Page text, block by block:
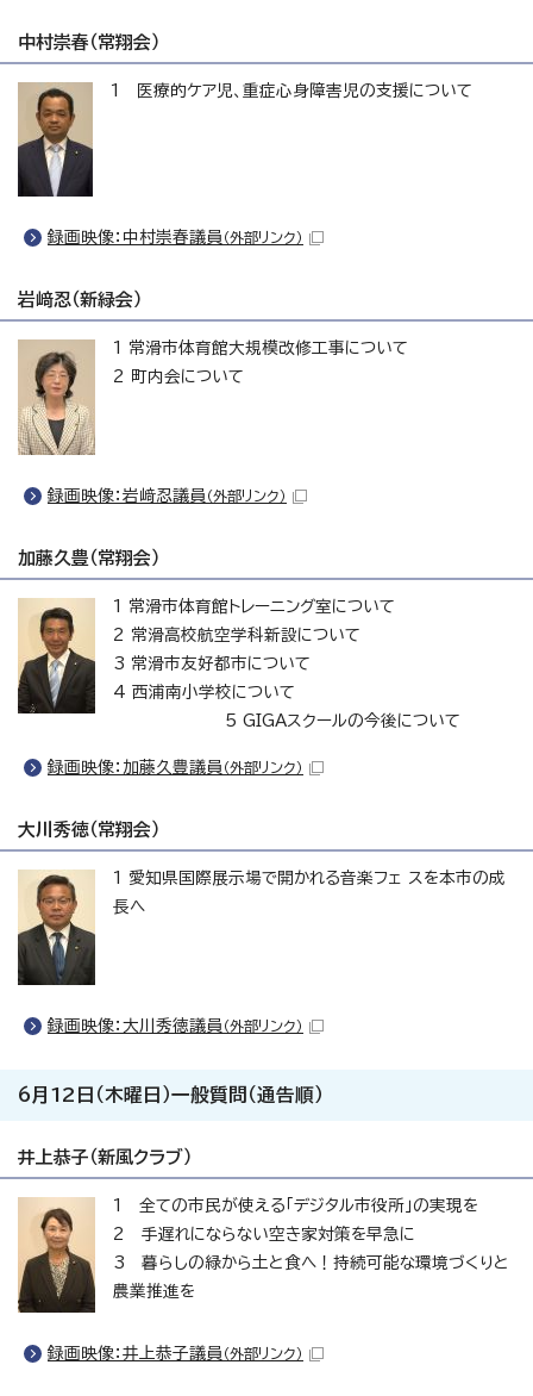
中村崇春（常翔会）
1 医療的ケア児、重症心身障害児の支援について
録画映像：中村崇春議員 （外部リンク）
岩﨑忍（新緑会）
1 常滑市体育館大規模改修工事について
2 町内会について
録画映像：岩﨑忍議員 （外部リンク）
加藤久豊（常翔会）
1 常滑市体育館トレーニング室について
2 常滑高校航空学科新設について
3 常滑市友好都市について
4 西浦南小学校について
5 GIGAスクールの今後について
録画映像：加藤久豊議員 （外部リンク）
大川秀徳（常翔会）
1 愛知県国際展示場で開かれる音楽フェ スを本市の成
長へ
録画映像：大川秀徳議員 （外部リンク）
6月12日（木曜日）一般質問（通告順）
井上恭子（新風クラブ）
1 全ての市民が使える「デジタル市役所」の実現を
2 手遅れにならない空き家対策を早急に
3 暮らしの緑から土と食へ！持続可能な環境づくりと
農業推進を
録画映像：井上恭子議員 （外部リンク）